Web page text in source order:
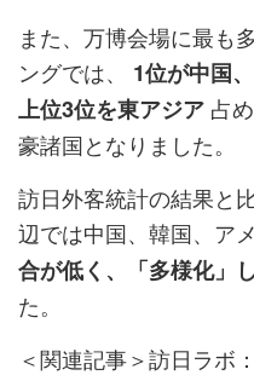
また、万博会場に最も
ングでは、 1位が中国
上位3位を東アジア 占
豪諸国となりました。
訪日外客統計の結果と
辺では中国、韓国、ア
合が低く、「多様化」
た。
＜関連記事＞訪日ラボ：